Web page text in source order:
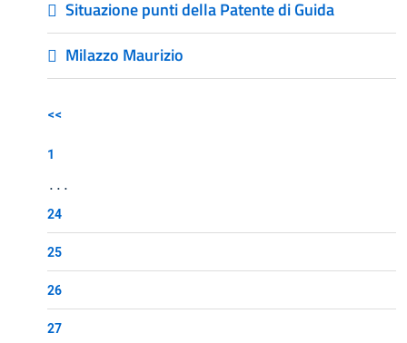
Situazione punti della Patente di Guida
Milazzo Maurizio
<<
1
...
24
25
26
27